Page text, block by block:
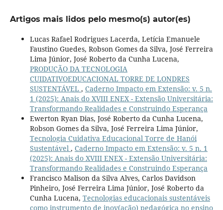
Artigos mais lidos pelo mesmo(s) autor(es)
Lucas Rafael Rodrigues Lacerda, Letícia Emanuele
Faustino Guedes, Robson Gomes da Silva, José Ferreira
Lima Júnior, José Roberto da Cunha Lucena,
PRODUÇÃO DA TECNOLOGIA
CUIDATIVOEDUCACIONAL TORRE DE LONDRES
SUSTENTÁVEL , Caderno Impacto em Extensão: v. 5 n.
1 (2025): Anais do XVIII ENEX - Extensão Universitária:
Transformando Realidades e Construindo Esperança
Ewerton Ryan Dias, José Roberto da Cunha Lucena,
Robson Gomes da Silva, José Ferreira Lima Júnior,
Tecnologia Cuidativa Educacional Torre de Hanói
Sustentável , Caderno Impacto em Extensão: v. 5 n. 1
(2025): Anais do XVIII ENEX - Extensão Universitária:
Transformando Realidades e Construindo Esperança
Francisco Malison da Silva Alves, Carlos Davidson
Pinheiro, José Ferreira Lima Júnior, José Roberto da
Cunha Lucena, Tecnologias educacionais sustentáveis
como instrumento de inov(ação) pedagógica no ensino